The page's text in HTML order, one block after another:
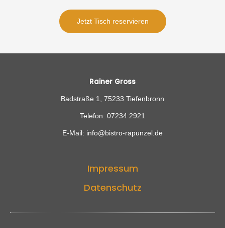
Jetzt Tisch reservieren
Rainer Gross
Badstraße 1, 75233 Tiefenbronn
Telefon: 07234 2921
E-Mail: info@bistro-rapunzel.de
Impressum
Datenschutz